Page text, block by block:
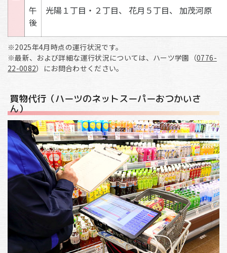
午
後
光陽１丁目・２丁目、 花月５丁目、 加茂河原
※2025年4月時点の運行状況です。
※最新、および詳細な運行状況については、ハーツ学園（0776-
22-0082）にお問合わせください。
買物代行（ハーツのネットスーパーおつかいさ
ん）